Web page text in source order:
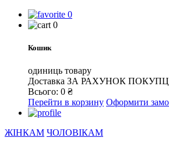
0
0
Кошик
одиниць товару
Доставка ЗА РАХУНОК
Всього: 0 ₴
Перейти в корзину Оформити
ЖІНКАМ ЧОЛОВІКАМ